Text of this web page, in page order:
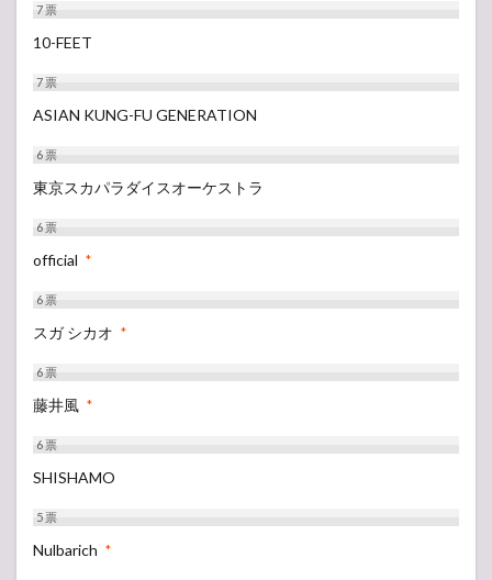
7票
10-FEET
7票
ASIAN KUNG-FU GENERATION
6票
東京スカパラダイスオーケストラ
6票
official *
6票
スガ シカオ *
6票
藤井風 *
6票
SHISHAMO
5票
Nulbarich *